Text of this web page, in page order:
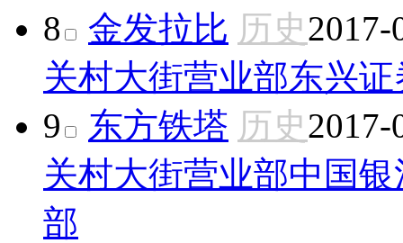
8
金发拉比 历史2017-
关村大街营业部东兴
9
东方铁塔 历史2017-
关村大街营业部中国
部